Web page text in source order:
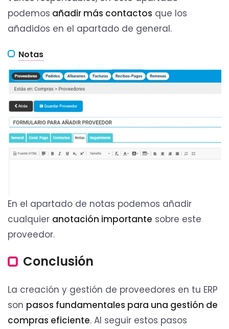
podemos añadir más contactos que los
añadidos en el apartado de general.
Notas
En el apartado de notas podemos añadir
cualquier anotación importante sobre este
proveedor.
Conclusión
La creación y gestión de proveedores en tu ERP
son pasos fundamentales para una gestión de
compras eficiente. Al seguir estos pasos